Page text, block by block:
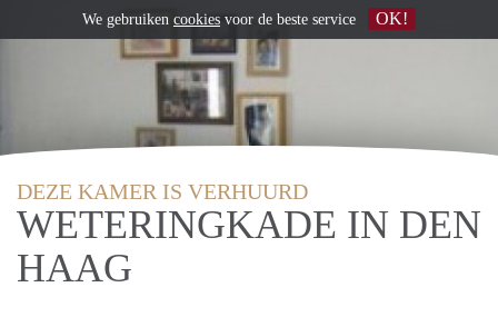
DEZE KAMER IS VERHUURD
WETERINGKADE IN DEN
HAAG
We gebruiken cookies voor de beste service OK!